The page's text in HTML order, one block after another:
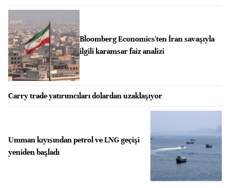
Bloomberg Economics'ten İran savaşıyla
ilgili karamsar faiz analizi
Carry trade yatırımcıları dolardan uzaklaşıyor
Umman kıyısından petrol ve LNG geçişi
yeniden başladı